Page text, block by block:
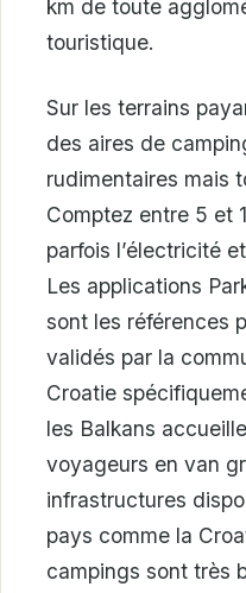
km de toute
touristique.
Sur les terrains
des aires de
rudimentaires mais
Comptez entre 5 et
parfois l’électricité
Les applications
sont les références
validés par la
Croatie
les Balkans
voyageurs en van
infrastructures
pays comme la
campings sont très